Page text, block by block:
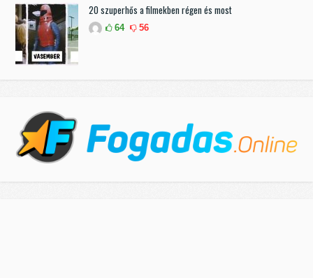
20 szuperhős a filmekben régen és most
64 56